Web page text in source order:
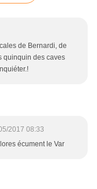
de Bernardi, de
quinquin des caves
2017 08:33
écument le Var